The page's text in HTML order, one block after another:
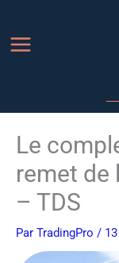
contenu
Le
remet de
– TDS
Par TradingPro /